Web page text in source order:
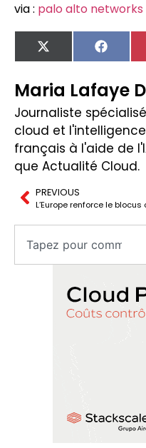
via : palo alto networks
X
(Twitter)
Maria Lafaye
Journaliste
cloud et
français à l'aide de
que Actualité Cloud.
PREVIOUS